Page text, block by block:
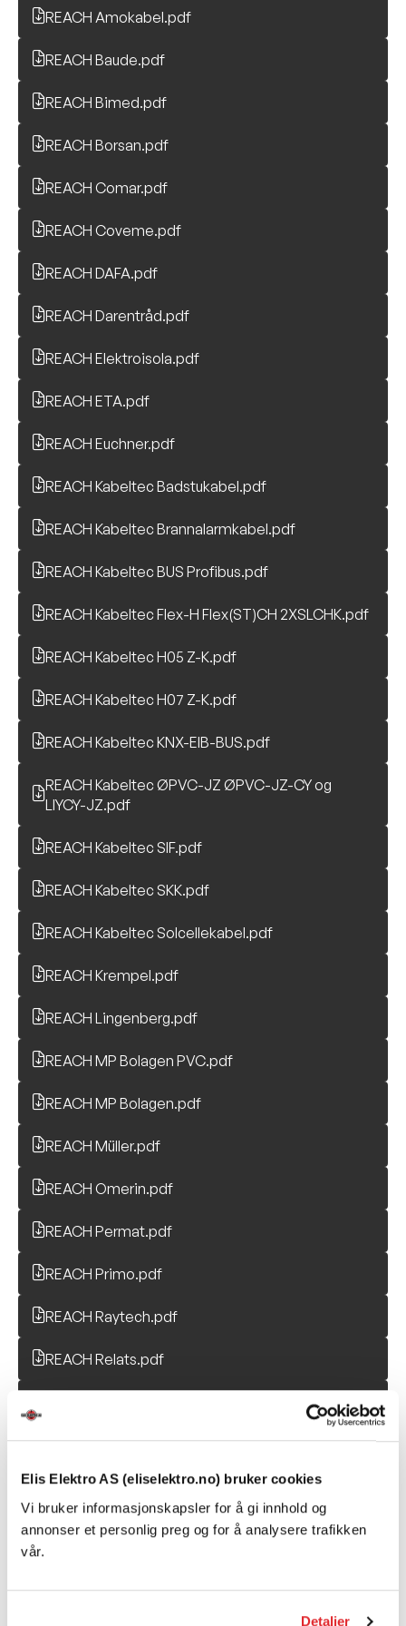
Elis Elektro AS (eliselektro.no) bruker cookies
Vi bruker informasjonskapsler for å gi innhold og
annonser et personlig preg og for å analysere trafikken
vår.
Detaljer
REACH Amokabel.pdf
REACH Baude.pdf
REACH Bimed.pdf
REACH Borsan.pdf
REACH Comar.pdf
REACH Coveme.pdf
REACH DAFA.pdf
REACH Darentråd.pdf
REACH Elektroisola.pdf
REACH ETA.pdf
REACH Euchner.pdf
REACH Kabeltec Badstukabel.pdf
REACH Kabeltec Brannalarmkabel.pdf
REACH Kabeltec BUS Profibus.pdf
REACH Kabeltec Flex-H Flex(ST)CH 2XSLCHK.pdf
REACH Kabeltec H05 Z-K.pdf
REACH Kabeltec H07 Z-K.pdf
REACH Kabeltec KNX-EIB-BUS.pdf
REACH Kabeltec ØPVC-JZ ØPVC-JZ-CY og
LIYCY-JZ.pdf
REACH Kabeltec SIF.pdf
REACH Kabeltec SKK.pdf
REACH Kabeltec Solcellekabel.pdf
REACH Krempel.pdf
REACH Lingenberg.pdf
REACH MP Bolagen PVC.pdf
REACH MP Bolagen.pdf
REACH Müller.pdf
REACH Omerin.pdf
REACH Permat.pdf
REACH Primo.pdf
REACH Raytech.pdf
REACH Relats.pdf
REACH Salcavi.pdf
REACH Schlemmer.PDF
REACH Semikron.pdf